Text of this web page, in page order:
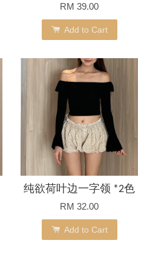
RM 39.00
Add to Cart
纯欲荷叶边一字领 *2色
RM 32.00
Add to Cart